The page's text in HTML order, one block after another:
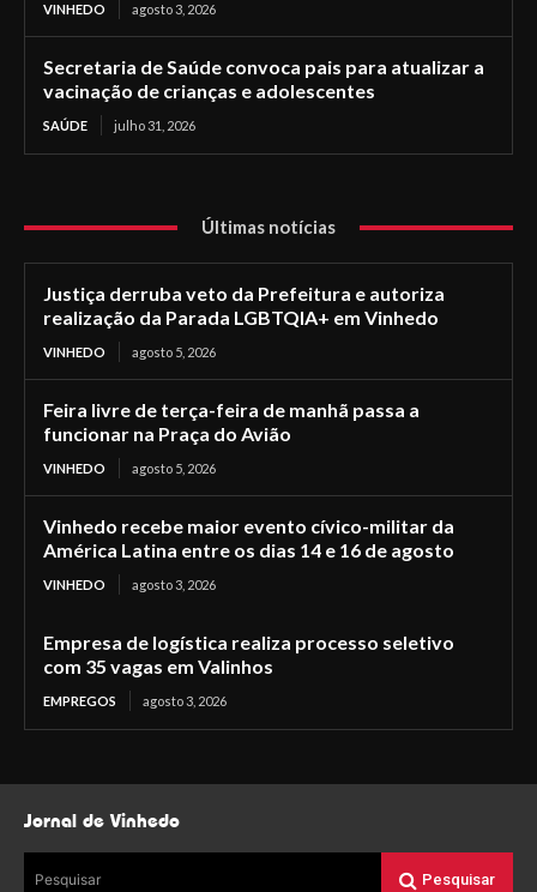
VINHEDO agosto 3, 2026
Secretaria de Saúde convoca pais para atualizar a
vacinação de crianças e adolescentes
SAÚDE julho 31, 2026
Últimas notícias
Justiça derruba veto da Prefeitura e autoriza
realização da Parada LGBTQIA+ em Vinhedo
VINHEDO agosto 5, 2026
Feira livre de terça-feira de manhã passa a
funcionar na Praça do Avião
VINHEDO agosto 5, 2026
Vinhedo recebe maior evento cívico-militar da
América Latina entre os dias 14 e 16 de agosto
VINHEDO agosto 3, 2026
Empresa de logística realiza processo seletivo
com 35 vagas em Valinhos
EMPREGOS agosto 3, 2026
Jornal de Vinhedo
Pesquisar Pesquisar